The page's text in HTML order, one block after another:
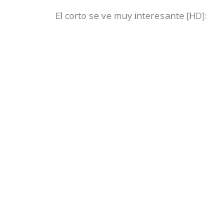
El corto se ve muy interesante [HD]: